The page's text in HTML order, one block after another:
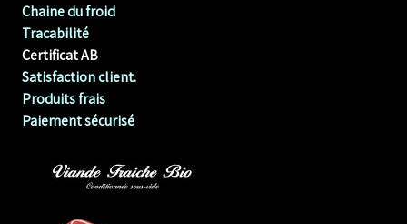
Chaine du froid
Tracabilité
Certificat AB
Satisfaction client.
Produits frais
Paiement sécurisé